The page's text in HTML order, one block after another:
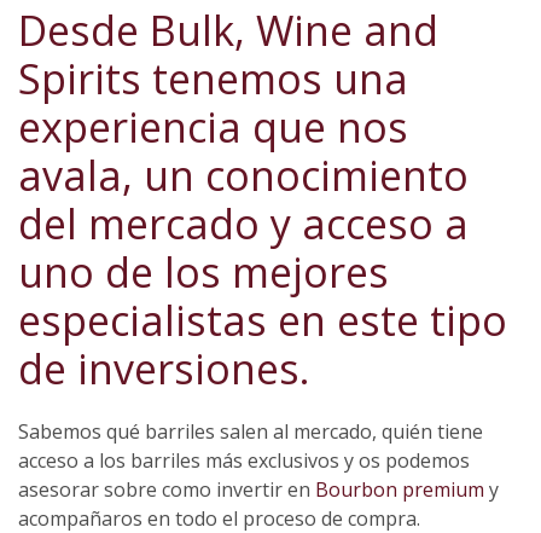
Desde Bulk, Wine and
Spirits tenemos una
experiencia que nos
avala, un conocimiento
del mercado y acceso a
uno de los mejores
especialistas en este tipo
de inversiones.
Sabemos qué barriles salen al mercado, quién tiene
acceso a los barriles más exclusivos y os podemos
asesorar sobre como invertir en Bourbon premium y
acompañaros en todo el proceso de compra.